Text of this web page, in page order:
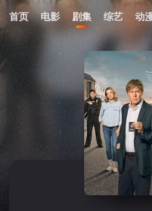
首页 电影 剧集 综艺 动
我的观影记录
暂无观看影片的记